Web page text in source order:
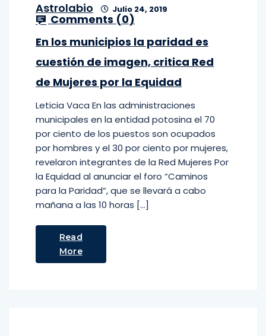
Astrolabio Julio 24, 2019
Comments (0)
En los municipios la paridad es
cuestión de imagen, critica Red
de Mujeres por la Equidad
Leticia Vaca En las administraciones
municipales en la entidad potosina el 70
por ciento de los puestos son ocupados
por hombres y el 30 por ciento por mujeres,
revelaron integrantes de la Red Mujeres Por
la Equidad al anunciar el foro “Caminos
para la Paridad”, que se llevará a cabo
mañana a las 10 horas […]
Read
More